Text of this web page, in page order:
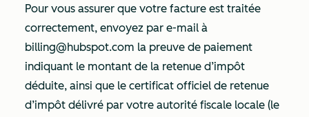
Pour vous assurer que votre facture est traitée
correctement, envoyez par e-mail à
billing@hubspot.com la preuve de paiement
indiquant le montant de la retenue d’impôt
déduite, ainsi que le certificat officiel de retenue
d’impôt délivré par votre autorité fiscale locale (le